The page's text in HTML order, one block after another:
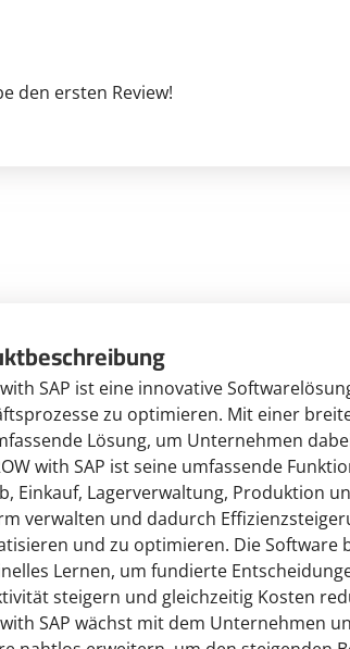
den ersten Review!
with SAP ist eine innovative
zu optimieren. Mit einer
Lösung, um Unternehmen
with SAP ist seine umfassende
Einkauf, Lagerverwaltung, Produktion
verwalten und dadurch
und zu optimieren. Die Software
Lernen, um fundierte
steigern und gleichzeitig Kosten
with SAP wächst mit dem Unternehmen